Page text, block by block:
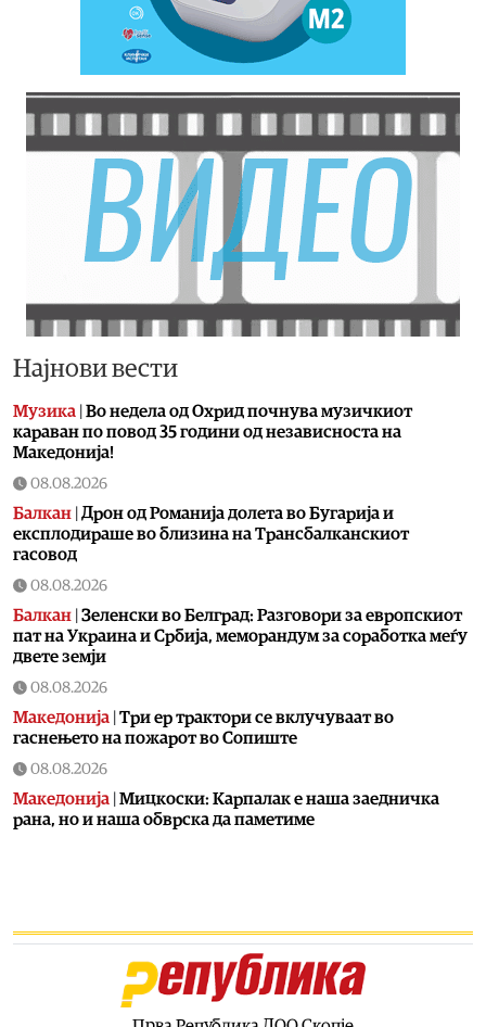
Најнови вести
Музика Во недела од Охрид почнува музичкиот
караван по повод 35 години од независноста на
Македонија!
08.08.2026
Балкан Дрон од Романија долета во Бугарија и
експлодираше во близина на Трансбалканскиот
гасовод
08.08.2026
Балкан Зеленски во Белград: Разговори за европскиот
пат на Украина и Србија, меморандум за соработка меѓу
двете земји
08.08.2026
Македонија Три ер трактори се вклучуваат во
гаснењето на пожарот во Сопиште
08.08.2026
Македонија Мицкоски: Карпалак е наша заедничка
рана, но и наша обврска да паметиме
08.08.2026
Ристовски: Карпалак е аманет –
Македонија не ги заборава своите херои